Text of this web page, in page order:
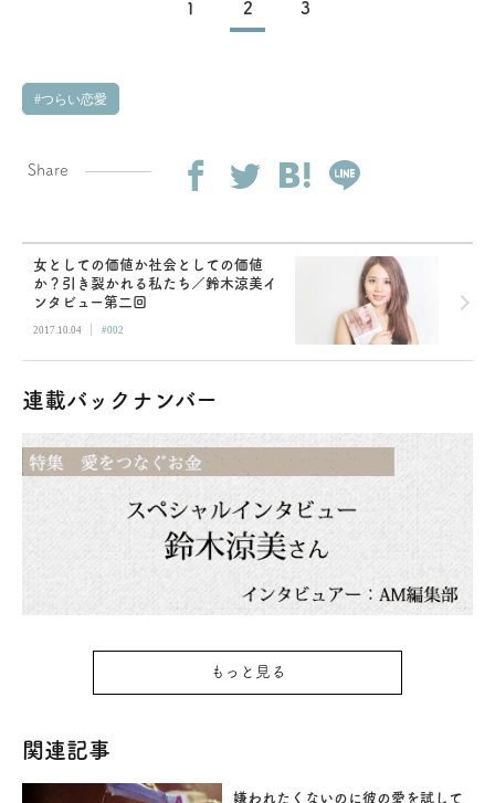
1 2 3
つらい恋愛
Share
女としての価値か社会としての価値
か？引き裂かれる私たち／鈴木涼美イ
ンタビュー第二回
2017.10.04 | #002
連載バックナンバー
もっと見る
関連記事
嫌われたくないのに彼の愛を試して